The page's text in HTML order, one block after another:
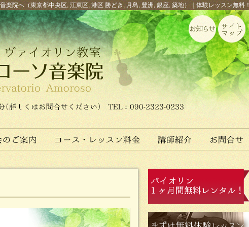
院へ（東京都中央区, 江東区, 港区 勝どき, 月島, 豊洲, 銀座, 築地）｜体験レッスン無料！